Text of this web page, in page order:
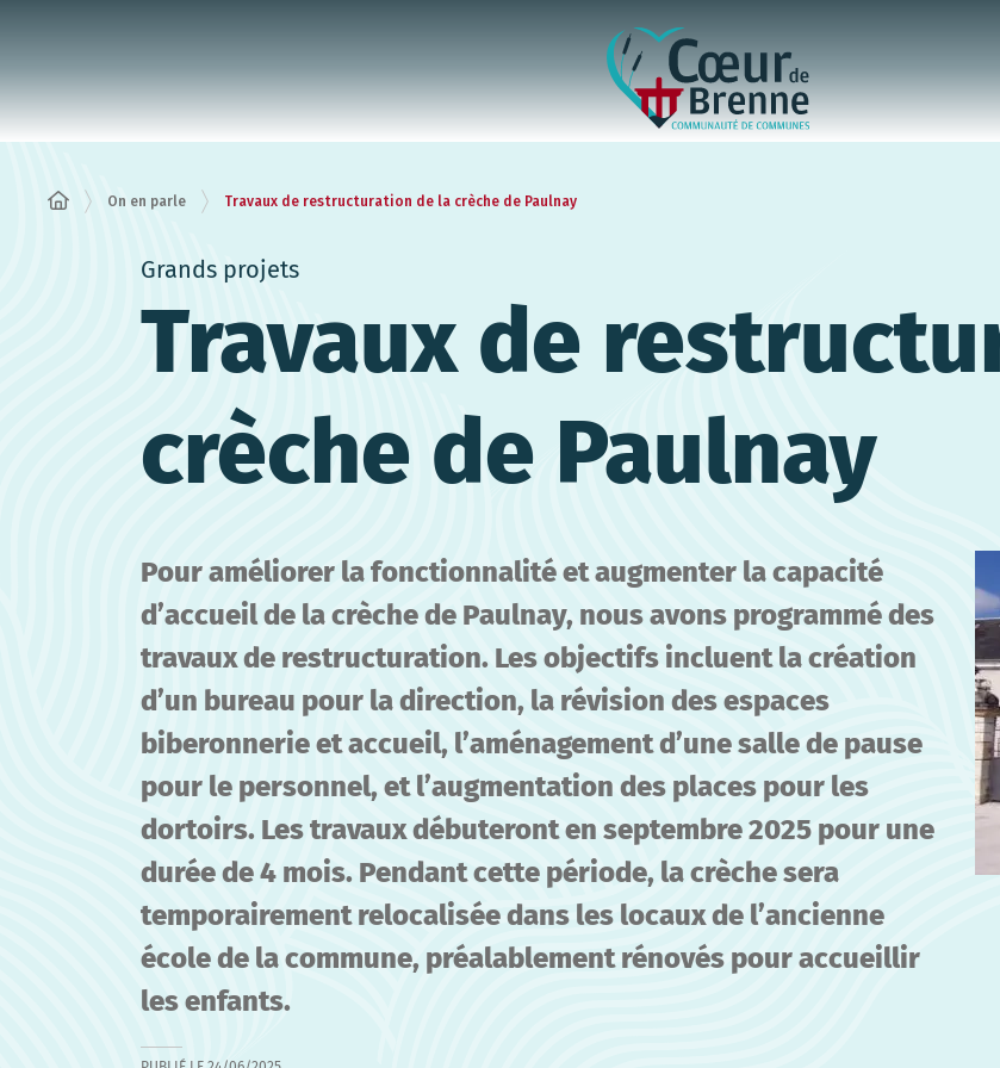
On en parle Travaux de restructuration de la crèche de Paulnay
Grands projets
Travaux de
crèche de Paulnay
Pour améliorer la fonctionnalité et augmenter la capacité
d’accueil de la crèche de Paulnay, nous avons programmé des
travaux de restructuration. Les objectifs incluent la création
d’un bureau pour la direction, la révision des espaces
biberonnerie et accueil, l’aménagement d’une salle de pause
pour le personnel, et l’augmentation des places pour les
dortoirs. Les travaux débuteront en septembre 2025 pour une
durée de 4 mois. Pendant cette période, la crèche sera
temporairement relocalisée dans les locaux de l’ancienne
école de la commune, préalablement rénovés pour accueillir
les enfants.